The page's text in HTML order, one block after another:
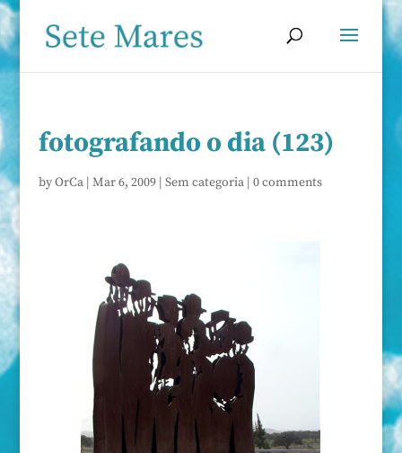
fotografando o dia (123)
byOrCa| Mar 6, 2009| Sem categoria| 0 comments